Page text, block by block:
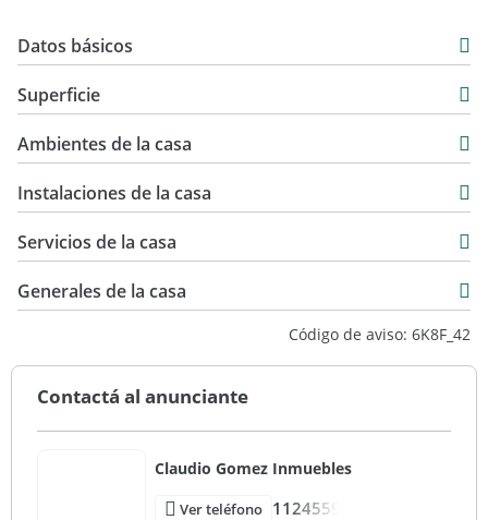
Datos básicos
Venta
USD 280.000
Superficie
350 m2
170 m2
Ambientes de la casa
Instalaciones de la casa
Servicios de la casa
Generales de la casa
Código de aviso: 6K8F_42
Contactá al anunciante
Claudio Gomez Inmuebles
Ver teléfono 1124559